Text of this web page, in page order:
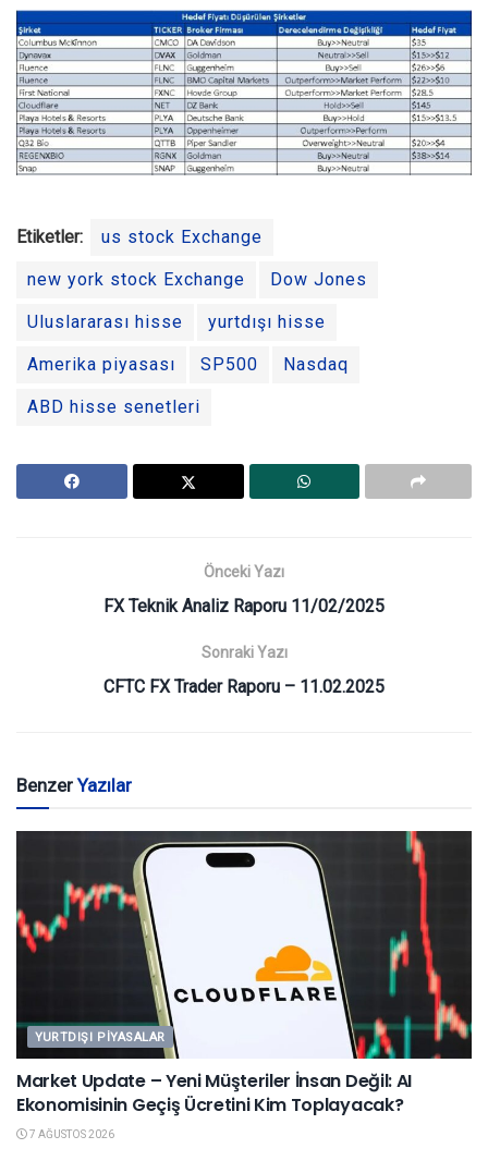
Etiketler: us stock Exchange
new york stock Exchange Dow Jones
Uluslararası hisse yurtdışı hisse
Amerika piyasası SP500 Nasdaq
ABD hisse senetleri
Önceki Yazı
FX Teknik Analiz Raporu 11/02/2025
Sonraki Yazı
CFTC FX Trader Raporu – 11.02.2025
BenzerYazılar
YURTDIŞI PIYASALAR
Market Update – Yeni Müşteriler İnsan Değil: AI
Ekonomisinin Geçiş Ücretini Kim Toplayacak?
7 AĞUSTOS 2026